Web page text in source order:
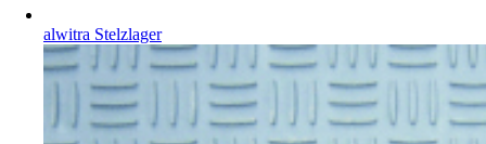
alwitra Stelzlager